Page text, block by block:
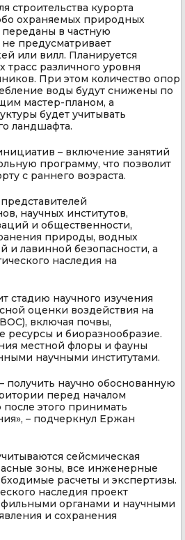
строительства курорта
охраняемых природных
в частную
предусматривает
или вилл. Планируется
различного уровня
При этом количество опор
воды будут снижены по
мастер-планом, а
будет учитывать
ландшафта.
– включение занятий
программу, что позволит
с раннего возраста.
научных институтов,
и общественности,
природы, водных
и лавинной безопасности, а
наследия на
стадию научного изучения
оценки воздействия на
включая почвы,
ресурсы и биоразнообразие.
местной флоры и фауны
научными институтами.
получить научно обоснованную
перед началом
после этого принимать
– подчеркнул Ержан
сейсмическая
зоны, все инженерные
расчеты и экспертизы.
наследия проект
органами и научными
и сохранения